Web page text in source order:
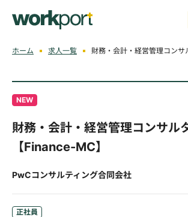
ホーム 求人一覧 財務・会計・経営管理コン
NEW
財務・会計・経営管理コンサル
【Finance-MC】
PwCコンサルティング合同会社
正社員